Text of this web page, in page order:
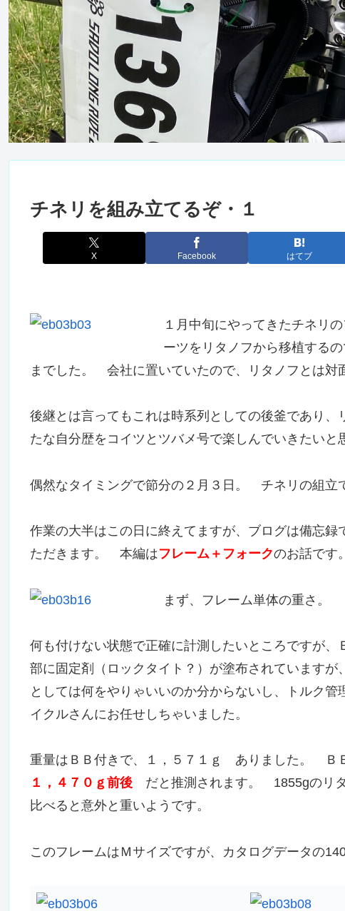
チネリを組み立てるぞ・１
X Facebook はてブ
１月中旬にやってきたチネリ
ーツをリタノフから移植する
までした。 会社に置いていたので、リタノフとは対
後継とは言ってもこれは時系列としての後釜であり
たな自分歴をコイツとツバメ号で楽しんでいきたいと
偶然なタイミングで節分の２月３日。 チネリの組立
作業の大半はこの日に終えてますが、ブログは備忘
ただきます。 本編はフレーム＋フォークのお話です。
まず、フレーム単体の重さ。
何も付けない状態で正確に計測したいところですが
部に固定剤（ロックタイト？）が塗布されています
としては何をやりゃいいのか分からないし、トルク
イクルさんにお任せしちゃいました。
重量はＢＢ付きで、１，５７１ｇ ありました。 Ｂ
１，４７０ｇ前後 だと推測されます。 1855gのリ
比べると意外と重いようです。
このフレームはＭサイズですが、カタログデータの